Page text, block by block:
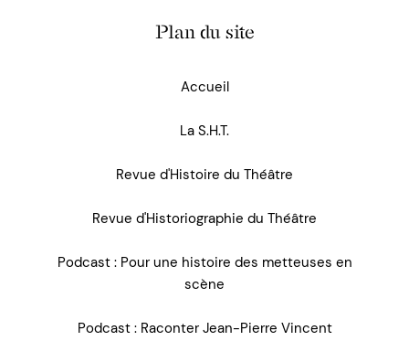
Plan du site
Accueil
La S.H.T.
Revue d'Histoire du Théâtre
Revue d'Historiographie du Théâtre
Podcast : Pour une histoire des metteuses en
scène
Podcast : Raconter Jean-Pierre Vincent